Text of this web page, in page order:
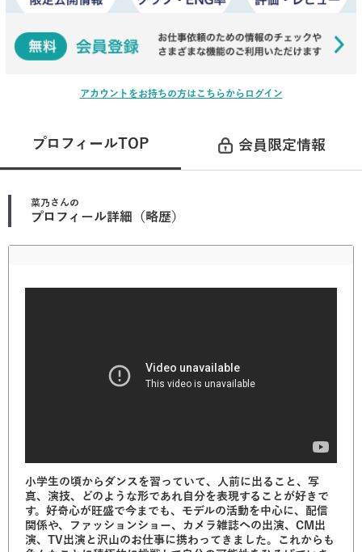
アカウントをお持ちの方はこちらからログイン
プロフィールTOP 会員限定情報
菜乃 さんの
プロフィール詳細（略歴）
小学生の頃からダンスを習っていて、人前に出ること、写
真、演技、どのような形であれ自分を表現することが好きで
す。好奇心が旺盛で今までも、モデルの活動を中心に、配信
関係や、ファッションショー、カメラ雑誌への出演、CM出
演、TV出演と沢山のお仕事に携わってきました。これからも